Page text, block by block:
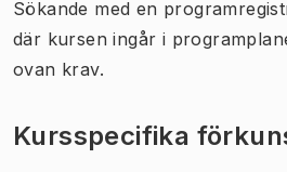
Sökande med en
där kursen ingår i
ovan krav.
Kursspecifika